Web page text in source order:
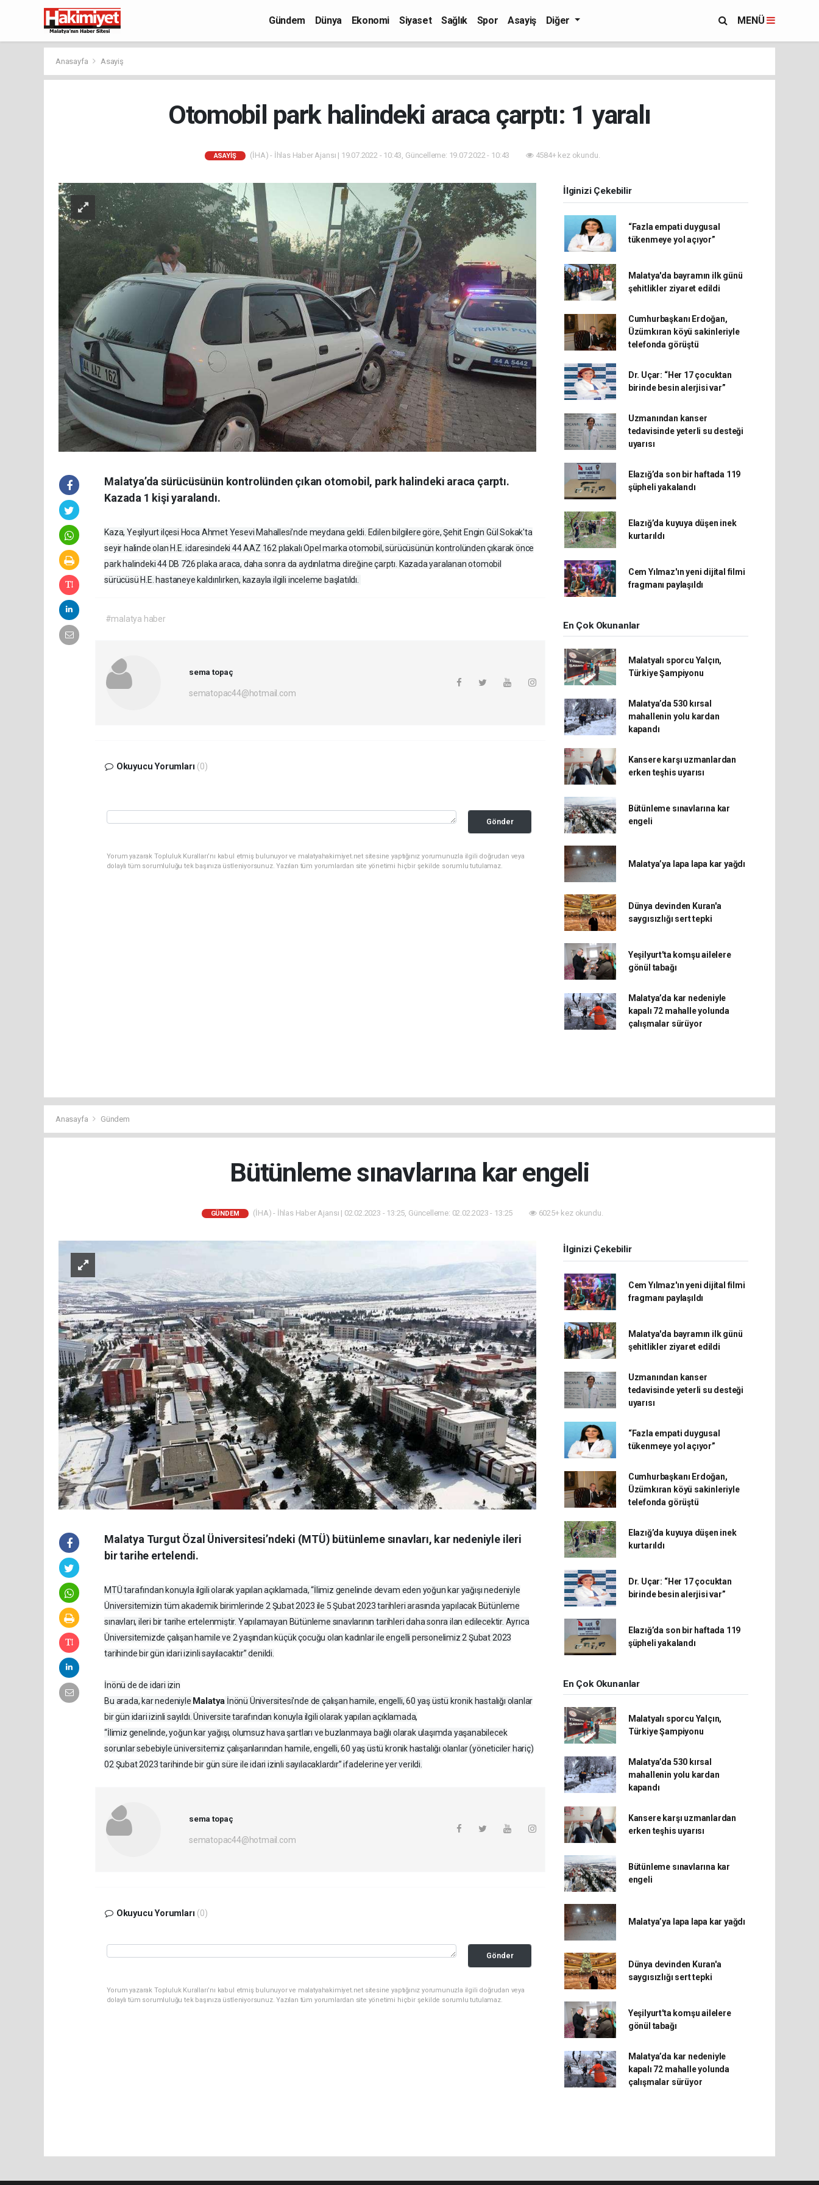
Gündem Dünya Ekonomi Siyaset Sağlık Spor Asayiş Diğer MENÜ
Anasayfa Asayiş
Otomobil park halindeki araca çarptı: 1 yaralı
ASAYIŞ (İHA) - İhlas Haber Ajansı | 19.07.2022 - 10:43, Güncelleme: 19.07.2022 - 10:43 4584+ kez okundu.
Malatya’da sürücüsünün kontrolünden çıkan otomobil, park halindeki araca çarptı.
Kazada 1 kişi yaralandı.
Kaza, Yeşilyurt ilçesi Hoca Ahmet Yesevi Mahallesi’nde meydana geldi. Edilen bilgilere göre, Şehit Engin Gül Sokak'ta
seyir halinde olan H.E. idaresindeki 44 AAZ 162 plakalı Opel marka otomobil, sürücüsünün kontrolünden çıkarak önce
park halindeki 44 DB 726 plaka araca, daha sonra da aydınlatma direğine çarptı. Kazada yaralanan otomobil
sürücüsü H.E. hastaneye kaldırılırken, kazayla ilgili inceleme başlatıldı.
#malatya haber
sema topaç
sematopac44@hotmail.com
Okuyucu Yorumları (0)
Gönder
Yorum yazarak Topluluk Kuralları’nı kabul etmiş bulunuyor ve malatyahakimiyet.net sitesine yaptığınız yorumunuzla ilgili doğrudan veya
dolaylı tüm sorumluluğu tek başınıza üstleniyorsunuz. Yazılan tüm yorumlardan site yönetimi hiçbir şekilde sorumlu tutulamaz.
İlginizi Çekebilir
“Fazla empati duygusal
tükenmeye yol açıyor”
Malatya'da bayramın ilk günü
şehitlikler ziyaret edildi
Cumhurbaşkanı Erdoğan,
Üzümkıran köyü sakinleriyle
telefonda görüştü
Dr. Uçar: “Her 17 çocuktan
birinde besin alerjisi var”
Uzmanından kanser
tedavisinde yeterli su desteği
uyarısı
Elazığ’da son bir haftada 119
şüpheli yakalandı
Elazığ’da kuyuya düşen inek
kurtarıldı
Cem Yılmaz'ın yeni dijital filmi
fragmanı paylaşıldı
En Çok Okunanlar
Malatyalı sporcu Yalçın,
Türkiye Şampiyonu
Malatya’da 530 kırsal
mahallenin yolu kardan
kapandı
Kansere karşı uzmanlardan
erken teşhis uyarısı
Bütünleme sınavlarına kar
engeli
Malatya’ya lapa lapa kar yağdı
Dünya devinden Kuran'a
saygısızlığı sert tepki
Yeşilyurt'ta komşu ailelere
gönül tabağı
Malatya’da kar nedeniyle
kapalı 72 mahalle yolunda
çalışmalar sürüyor
Anasayfa Gündem
Bütünleme sınavlarına kar engeli
GÜNDEM (İHA) - İhlas Haber Ajansı | 02.02.2023 - 13:25, Güncelleme: 02.02.2023 - 13:25 6025+ kez okundu.
Malatya Turgut Özal Üniversitesi’ndeki (MTÜ) bütünleme sınavları, kar nedeniyle ileri
bir tarihe ertelendi.
MTÜ tarafından konuyla ilgili olarak yapılan açıklamada, “İlimiz genelinde devam eden yoğun kar yağışı nedeniyle
Üniversitemizin tüm akademik birimlerinde 2 Şubat 2023 ile 5 Şubat 2023 tarihleri arasında yapılacak Bütünleme
sınavları, ileri bir tarihe ertelenmiştir. Yapılamayan Bütünleme sınavlarının tarihleri daha sonra ilan edilecektir. Ayrıca
Üniversitemizde çalışan hamile ve 2 yaşından küçük çocuğu olan kadınlar ile engelli personelimiz 2 Şubat 2023
tarihinde bir gün idari izinli sayılacaktır” denildi.
İnönü de de idari izin
Bu arada, kar nedeniyle Malatya İnönü Üniversitesi’nde de çalışan hamile, engelli, 60 yaş üstü kronik hastalığı olanlar
bir gün idari izinli sayıldı. Üniversite tarafından konuyla ilgili olarak yapılan açıklamada,
“İlimiz genelinde, yoğun kar yağışı, olumsuz hava şartları ve buzlanmaya bağlı olarak ulaşımda yaşanabilecek
sorunlar sebebiyle üniversitemiz çalışanlarından hamile, engelli, 60 yaş üstü kronik hastalığı olanlar (yöneticiler hariç)
02 Şubat 2023 tarihinde bir gün süre ile idari izinli sayılacaklardır” ifadelerine yer verildi.
sema topaç
sematopac44@hotmail.com
Okuyucu Yorumları (0)
Gönder
Yorum yazarak Topluluk Kuralları’nı kabul etmiş bulunuyor ve malatyahakimiyet.net sitesine yaptığınız yorumunuzla ilgili doğrudan veya
dolaylı tüm sorumluluğu tek başınıza üstleniyorsunuz. Yazılan tüm yorumlardan site yönetimi hiçbir şekilde sorumlu tutulamaz.
İlginizi Çekebilir
Cem Yılmaz'ın yeni dijital filmi
fragmanı paylaşıldı
Malatya'da bayramın ilk günü
şehitlikler ziyaret edildi
Uzmanından kanser
tedavisinde yeterli su desteği
uyarısı
“Fazla empati duygusal
tükenmeye yol açıyor”
Cumhurbaşkanı Erdoğan,
Üzümkıran köyü sakinleriyle
telefonda görüştü
Elazığ’da kuyuya düşen inek
kurtarıldı
Dr. Uçar: “Her 17 çocuktan
birinde besin alerjisi var”
Elazığ’da son bir haftada 119
şüpheli yakalandı
En Çok Okunanlar
Malatyalı sporcu Yalçın,
Türkiye Şampiyonu
Malatya’da 530 kırsal
mahallenin yolu kardan
kapandı
Kansere karşı uzmanlardan
erken teşhis uyarısı
Bütünleme sınavlarına kar
engeli
Malatya’ya lapa lapa kar yağdı
Dünya devinden Kuran'a
saygısızlığı sert tepki
Yeşilyurt'ta komşu ailelere
gönül tabağı
Malatya’da kar nedeniyle
kapalı 72 mahalle yolunda
çalışmalar sürüyor